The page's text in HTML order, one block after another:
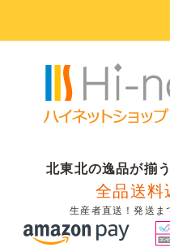
北東北の逸品が揃
全品送料
生産者直送！発送